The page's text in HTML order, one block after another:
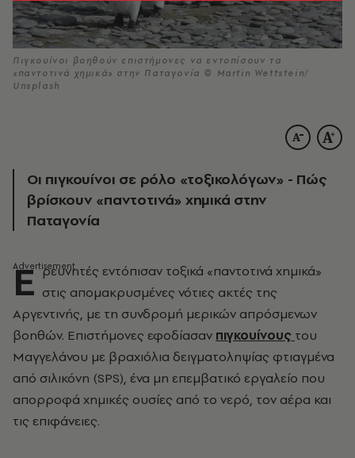
Πιγκουίνοι βοηθούν επιστήμονες να εντοπίσουν τα
«παντοτινά χημικά» στην Παταγονία © Martin Wettstein/
Unsplash
Οι πιγκουίνοι σε ρόλο «τοξικολόγων» - Πώς
βρίσκουν «παντοτινά» χημικά στην
Παταγονία
Ε ρευνητές εντόπισαν τοξικά «παντοτινά χημικά»
στις απομακρυσμένες νότιες ακτές της
Αργεντινής, με τη συνδρομή μερικών απρόσμενων
βοηθών. Επιστήμονες εφοδίασαν πιγκουίνους του
Μαγγελάνου με βραχιόλια δειγματοληψίας φτιαγμένα
από σιλικόνη (SPS), ένα μη επεμβατικό εργαλείο που
απορροφά χημικές ουσίες από το νερό, τον αέρα και
τις επιφάνειες.